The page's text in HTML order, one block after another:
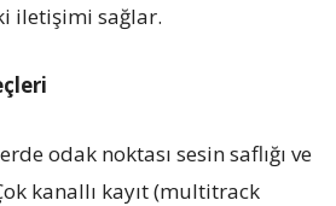
iletişimi sağlar.
odak noktası sesin saflığı ve
kanallı kayıt (multitrack